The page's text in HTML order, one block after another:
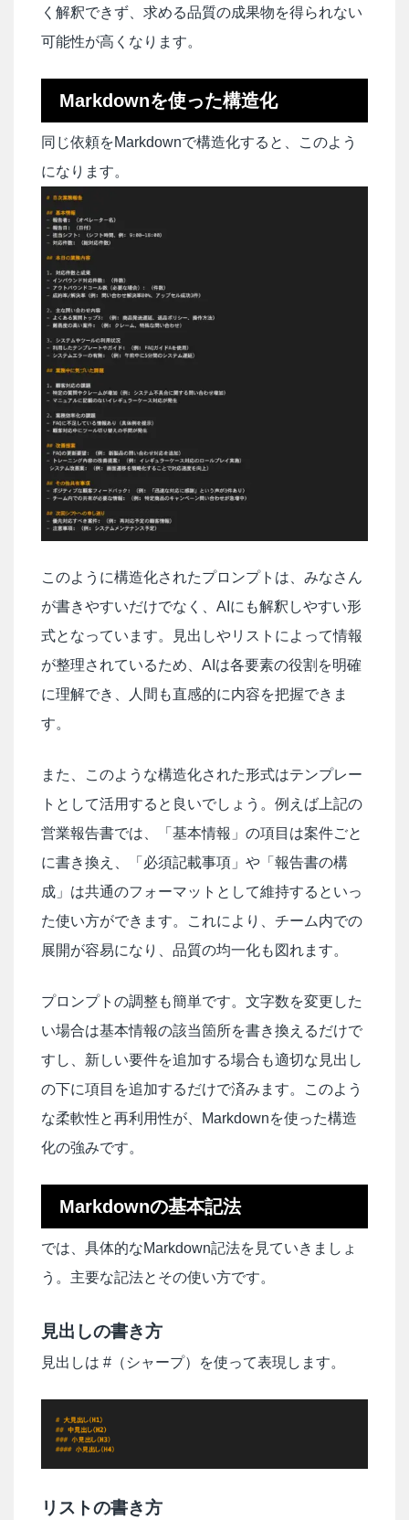
く解釈できず、求める品質の成果物を得られない
可能性が高くなります。
Markdownを使った構造化
同じ依頼をMarkdownで構造化すると、このよう
になります。
このように構造化されたプロンプトは、みなさん
が書きやすいだけでなく、AIにも解釈しやすい形
式となっています。見出しやリストによって情報
が整理されているため、AIは各要素の役割を明確
に理解でき、人間も直感的に内容を把握できま
す。
また、このような構造化された形式はテンプレー
トとして活用すると良いでしょう。例えば上記の
営業報告書では、「基本情報」の項目は案件ごと
に書き換え、「必須記載事項」や「報告書の構
成」は共通のフォーマットとして維持するといっ
た使い方ができます。これにより、チーム内での
展開が容易になり、品質の均一化も図れます。
プロンプトの調整も簡単です。文字数を変更した
い場合は基本情報の該当箇所を書き換えるだけで
すし、新しい要件を追加する場合も適切な見出し
の下に項目を追加するだけで済みます。このよう
な柔軟性と再利用性が、Markdownを使った構造
化の強みです。
Markdownの基本記法
では、具体的なMarkdown記法を見ていきましょ
う。主要な記法とその使い方です。
見出しの書き方
見出しは #（シャープ）を使って表現します。
リストの書き方